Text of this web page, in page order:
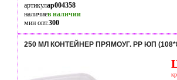
артикулap004358
наличиев наличии
мин опт.300
250 МЛ КОНТЕЙНЕР ПРЯМОУГ. РР ЮП